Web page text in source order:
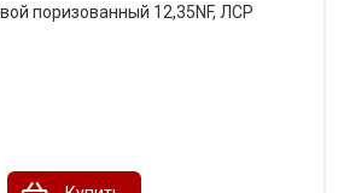
поризованный 12,35NF, ЛСР